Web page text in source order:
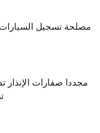
مصلحة تسجيل السيارات
مجددا صفارات